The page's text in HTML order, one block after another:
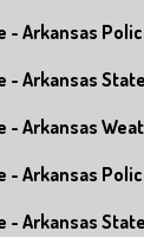
- Arkansas
- Arkansas State
- Arkansas
- Arkansas
- Arkansas State